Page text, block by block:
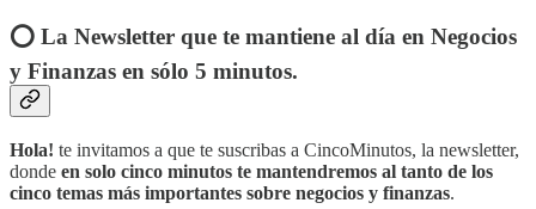
⭕️ La Newsletter que te mantiene al día en Negocios
y Finanzas en sólo 5 minutos.
Hola! te invitamos a que te suscribas a CincoMinutos, la newsletter,
donde en solo cinco minutos te mantendremos al tanto de los
cinco temas más importantes sobre negocios y finanzas.